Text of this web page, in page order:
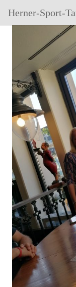
Herner-Sport-